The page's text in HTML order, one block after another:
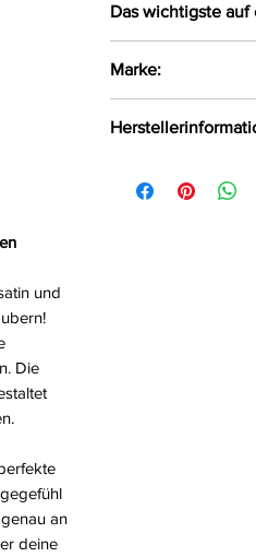
und
Die
an
deine
Das wichtigste auf
kombiniert mit
Körper
Set mit einem
Marke:
Wielka, Polen, 42-